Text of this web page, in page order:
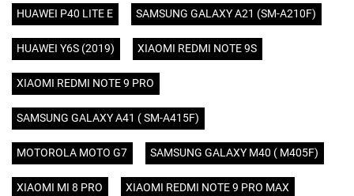
HUAWEI P40 LITE E SAMSUNG GALAXY A21 (SM-A210F)
HUAWEI Y6S (2019) XIAOMI REDMI NOTE 9S
XIAOMI REDMI NOTE 9 PRO
SAMSUNG GALAXY A41 ( SM-A415F)
MOTOROLA MOTO G7 SAMSUNG GALAXY M40 ( M405F)
XIAOMI MI 8 PRO XIAOMI REDMI NOTE 9 PRO MAX